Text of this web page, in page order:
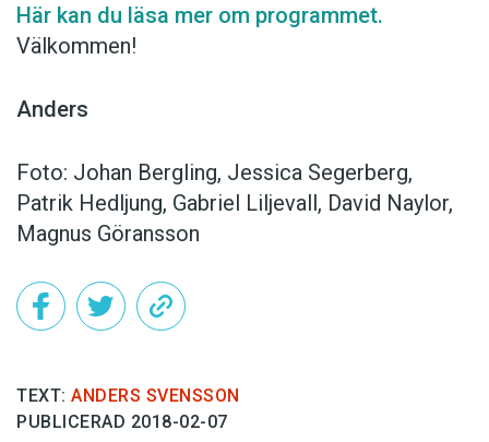
Här kan du läsa mer om programmet.
Välkommen!
Anders
Foto: Johan Bergling, Jessica Segerberg,
Patrik Hedljung, Gabriel Liljevall, David Naylor,
Magnus Göransson
TEXT: ANDERS SVENSSON
PUBLICERAD 2018-02-07